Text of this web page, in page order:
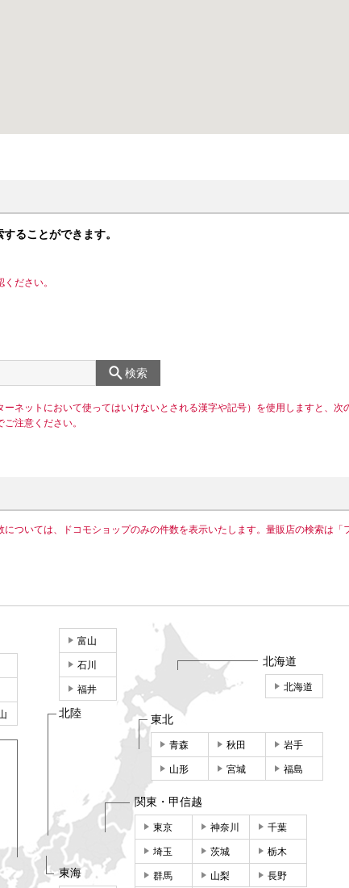
ることができます。
ださい。
検索
ネットにおいて使ってはいけないとされる漢字や記号）を使用しますと、次
注意ください。
については、ドコモショップのみの件数を表示いたします。量販店の検索は「
北海道
北海道
東北
青森 秋田 岩手
山形 宮城 福島
関東・甲信越
東京 神奈川 千葉
埼玉 茨城 栃木
群馬 山梨 長野
東海
富山
石川
福井
北陸